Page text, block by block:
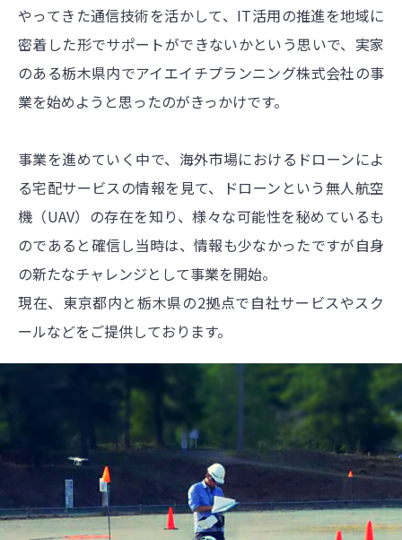
やってきた通信技術を活かして、IT活用の推進を地域に
密着した形でサポートができないかという思いで、実家
のある栃木県内でアイエイチプランニング株式会社の事
業を始めようと思ったのがきっかけです。
事業を進めていく中で、海外市場におけるドローンによ
る宅配サービスの情報を見て、ドローンという無人航空
機（UAV）の存在を知り、様々な可能性を秘めているも
のであると確信し当時は、情報も少なかったですが自身
の新たなチャレンジとして事業を開始。
現在、東京都内と栃木県の2拠点で自社サービスやスク
ールなどをご提供しております。